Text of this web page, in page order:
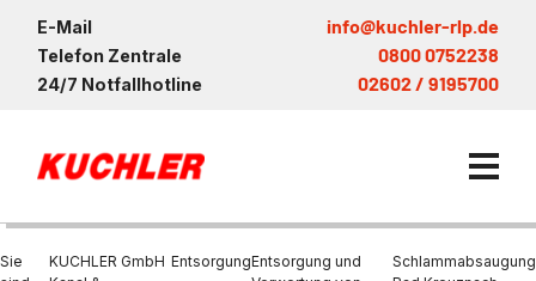
E-Mail info@kuchler-rlp.de
Telefon Zentrale 0800 0752238
24/7 Notfallhotline 02602 / 9195700
Sie
KUCHLER GmbH EntsorgungEntsorgung und
Schlammabsaugung